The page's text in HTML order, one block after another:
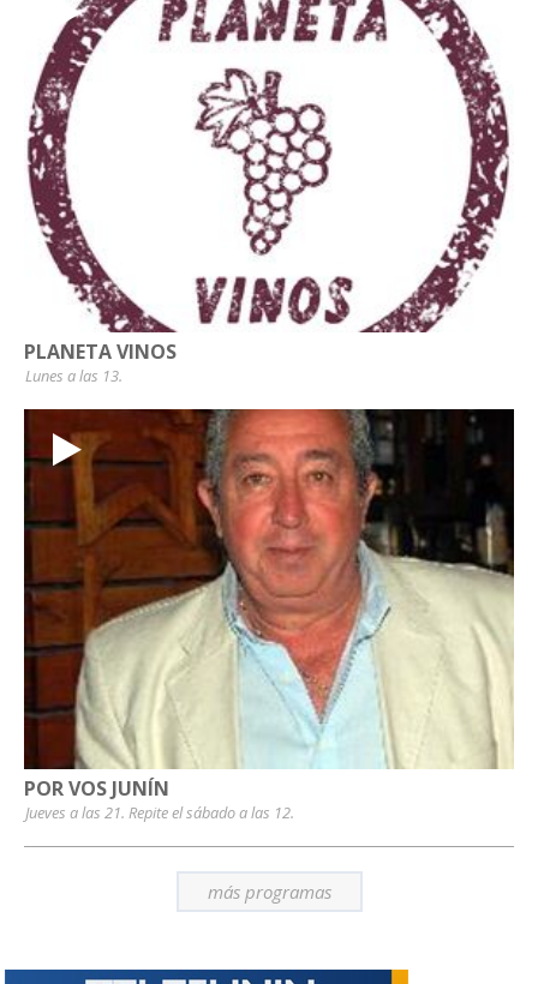
PLANETA VINOS
Lunes a las 13.
POR VOS JUNÍN
Jueves a las 21. Repite el sábado a las 12.
más programas